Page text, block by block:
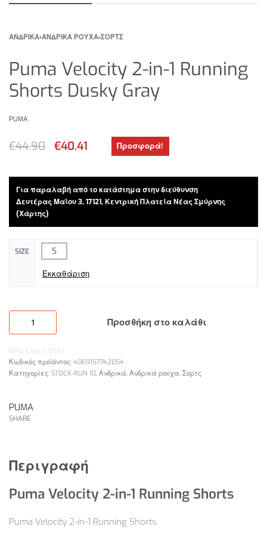
ΑΝΔΡΙΚΑ›ΑΝΔΡΙΚΑ ΡΟΥΧΑ›ΣΟΡΤΣ
Puma Velocity 2-in-1 Running
Shorts Dusky Gray
PUMA
€44.90 €40.41 Προσφορά!
Για παραλαβή από το κατάστημα στην διεύθυνση
Δευτέρας Μαϊου 3, 17121, Κεντρική Πλατεία Νέας Σμύρνης
(Χάρτης)
SIZE S
Εκκαθάριση
Προσθήκη στο καλάθι
MPN: 526611-0083
4069157742054
Κατηγορίες: STOCK-RUN 10, Ανδρικά, Ανδρικά ρούχα, Σορτς
PUMA
SHARE
Περιγραφή
Puma Velocity 2-in-1 Running Shorts
Puma Velocity 2-in-1 Running Shorts.